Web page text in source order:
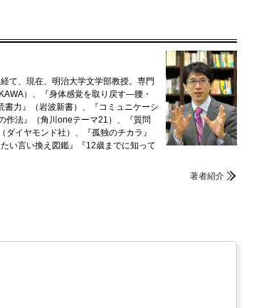
て、現在、明治大学文学部教授。専門
）、『身体感覚を取り戻す―腰・
力』（岩波新書）、『コミュニケーシ
作法』（角川oneテーマ21）、『質問
イヤモンド社）、『孤独のチカラ』
い言い換え図鑑』『12歳までに知って
著者紹介